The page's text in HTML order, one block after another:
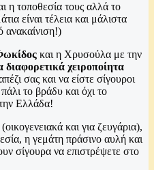
η τοποθεσία τους αλλά το
είναι τέλεια και μάλιστα
ανακαίνιση!)
και η Χρυσούλα με την
διαφορετικά χειροποίητα
σας και να είστε σίγουροι
το βράδυ και όχι το
Ελλάδα!
και για ζευγάρια),
η γεμάτη πράσινο αυλή και
σίγουρα να επιστρέψετε στο